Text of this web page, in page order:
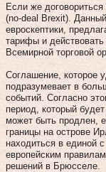
Если же
(no-deal Brexit).
евроскептики,
тарифы и
Всемирной торговой
Соглашение, которое
подразумевает в
событий. Согласно
период, который
может быть продлен,
границы на острове
находиться в единой
европейским
решений в Брюсселе.